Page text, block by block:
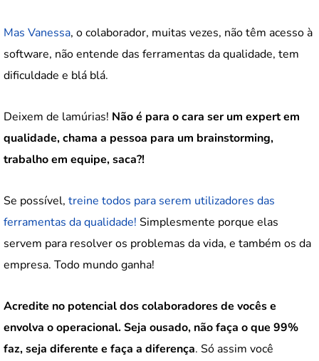
Mas Vanessa, o colaborador, muitas vezes, não têm acesso à
software, não entende das ferramentas da qualidade, tem
dificuldade e blá blá.
Deixem de lamúrias! Não é para o cara ser um expert em
qualidade, chama a pessoa para um brainstorming,
trabalho em equipe, saca?!
Se possível, treine todos para serem utilizadores das
ferramentas da qualidade! Simplesmente porque elas
servem para resolver os problemas da vida, e também os da
empresa. Todo mundo ganha!
Acredite no potencial dos colaboradores de vocês e
envolva o operacional. Seja ousado, não faça o que 99%
faz, seja diferente e faça a diferença. Só assim você